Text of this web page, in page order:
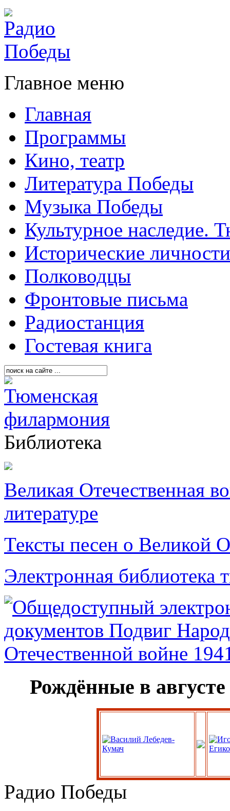
Главное меню
Главная
Программы
Кино, театр
Литература Победы
Музыка Победы
Культурное наследие.
Исторические личности
Полководцы
Фронтовые письма
Радиостанция
Гостевая книга
Библиотека
Великая Отечественная
литературе
Тексты песен о Великой
Электронная библиотека
Рождённые в августе
Радио Победы